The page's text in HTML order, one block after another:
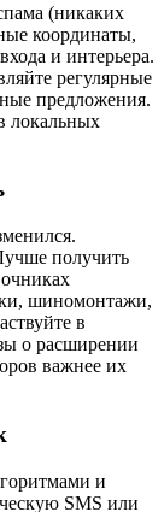
(никаких
координаты,
и интерьера.
регулярные
предложения.
локальных
получить
шиномонтажи,
в
о расширении
важнее их
и
SMS или